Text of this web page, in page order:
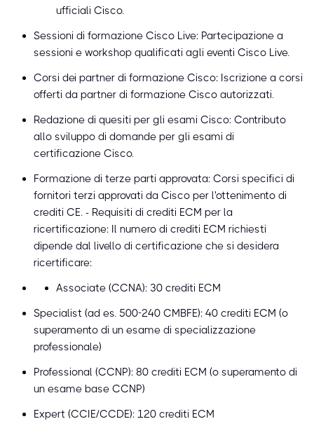
ufficiali Cisco.
Sessioni di formazione Cisco Live: Partecipazione a
sessioni e workshop qualificati agli eventi Cisco Live.
Corsi dei partner di formazione Cisco: Iscrizione a corsi
offerti da partner di formazione Cisco autorizzati.
Redazione di quesiti per gli esami Cisco: Contributo
allo sviluppo di domande per gli esami di
certificazione Cisco.
Formazione di terze parti approvata: Corsi specifici di
fornitori terzi approvati da Cisco per l'ottenimento di
crediti CE. - Requisiti di crediti ECM per la
ricertificazione: Il numero di crediti ECM richiesti
dipende dal livello di certificazione che si desidera
ricertificare:
Associate (CCNA): 30 crediti ECM
Specialist (ad es. 500-240 CMBFE): 40 crediti ECM (o
superamento di un esame di specializzazione
professionale)
Professional (CCNP): 80 crediti ECM (o superamento di
un esame base CCNP)
Expert (CCIE/CCDE): 120 crediti ECM